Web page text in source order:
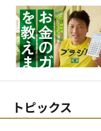
トピックス